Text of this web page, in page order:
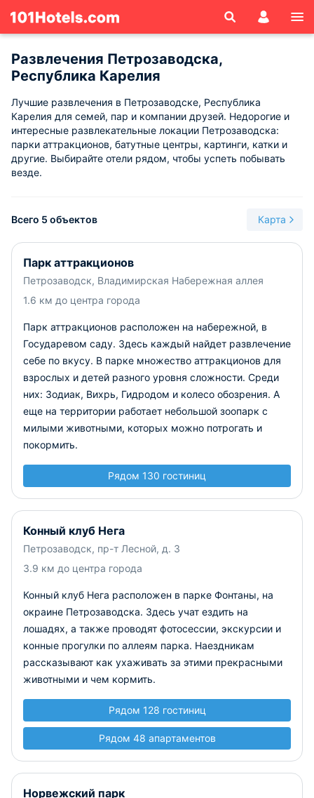
Развлечения Петрозаводска,
Республика Карелия
Лучшие развлечения в Петрозаводске, Республика
Карелия для семей, пар и компании друзей. Недорогие и
интересные развлекательные локации Петрозаводска:
парки аттракционов, батутные центры, картинги, катки и
другие. Выбирайте отели рядом, чтобы успеть побывать
везде.
Всего 5 объектов Карта
Парк аттракционов
Петрозаводск, Владимирская Набережная аллея
1.6 км до центра города
Парк аттракционов расположен на набережной, в
Государевом саду. Здесь каждый найдет развлечение
себе по вкусу. В парке множество аттракционов для
взрослых и детей разного уровня сложности. Среди
них: Зодиак, Вихрь, Гидродом и колесо обозрения. А
еще на территории работает небольшой зоопарк с
милыми животными, которых можно потрогать и
покормить.
Рядом 130 гостиниц
Конный клуб Нега
Петрозаводск, пр-т Лесной, д. 3
3.9 км до центра города
Конный клуб Нега расположен в парке Фонтаны, на
окраине Петрозаводска. Здесь учат ездить на
лошадях, а также проводят фотосессии, экскурсии и
конные прогулки по аллеям парка. Наездникам
рассказывают как ухаживать за этими прекрасными
животными и чем кормить.
Рядом 128 гостиниц
Рядом 48 апартаментов
Норвежский парк